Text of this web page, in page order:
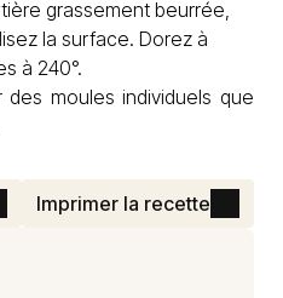
grassement beurrée,
la surface. Dorez à
à 240°.
moules individuels que
Imprimer la recette